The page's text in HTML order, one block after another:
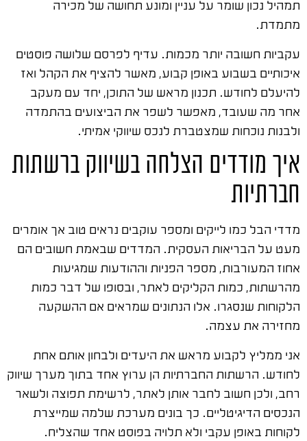
תמהיל נכון שומר על עניין ומונע תחושה של מכירה
מתמדת.
עקביות חשובה יותר מכמות. עדיף לפרסם שלושה פוסטים
איכותיים בשבוע באופן קבוע, מאשר להציף את הקהל ואז
להיעלם לחודש. תכנון מראש של התוכן, יחד עם מעקב
אחר מה שעובד, מאפשר לשפר את הביצועים בהתמדה
ולבנות נוכחות שמצטברת לנכס שיווקי אמיתי.
איך מודדים הצלחה בשיווק ברשתות
חברתיות
מדדי הבל כמו לייקים ומספר עוקבים נראים טוב אך אומרים
מעט על הבריאות העסקית. המדדים שבאמת חשובים הם
אחוז המעורבות, מספר הפניות וההודעות שמגיעות
מהרשתות, כמות הקליקים לאתר, ובסופו של דבר כמות
הלקוחות שנסגרו. אלו הנתונים שמראים אם ההשקעה
מחזירה את עצמה.
אני ממליץ לקבוע מראש את היעדים ולבחון אותם אחת
לחודש. הרשתות החברתיות הן ערוץ אחד בתוך מערך שיווק
רחב, ולכן חשוב לחבר אותן לאתר, לרשימת תפוצה ולשאר
הנכסים הדיגיטליים. כך בונים מערכת שלמה שמייצרת
לקוחות באופן עקבי ולא תלויה בפוסט אחד שהצליח.